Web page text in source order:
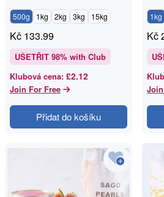
500g 1kg 2kg 3kg 15kg
Kč 133.99
UŠETŘIT 98% with Club
Klubová cena: £2.12
Join For Free
Přidat do košíku
1kg
Kč